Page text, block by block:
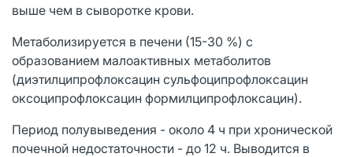
выше чем в сыворотке крови.
Метаболизируется в печени (15-30 %) с
образованием малоактивных метаболитов
(диэтилципрофлоксацин сульфоципрофлоксацин
оксоципрофлоксацин формилципрофлоксацин).
Период полувыведения - около 4 ч при хронической
почечной недостаточности - до 12 ч. Выводится в